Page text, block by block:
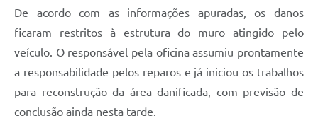
De acordo com as informações apuradas, os danos
ficaram restritos à estrutura do muro atingido pelo
veículo. O responsável pela oficina assumiu prontamente
a responsabilidade pelos reparos e já iniciou os trabalhos
para reconstrução da área danificada, com previsão de
conclusão ainda nesta tarde.